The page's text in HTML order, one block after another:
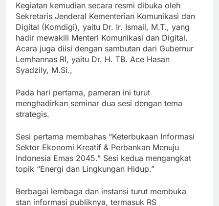
Kegiatan kemudian secara resmi dibuka oleh
Sekretaris Jenderal Kementerian Komunikasi dan
Digital (Komdigi), yaitu Dr. Ir. Ismail, M.T., yang
hadir mewakili Menteri Komunikasi dan Digital.
Acara juga diisi dengan sambutan dari Gubernur
Lemhannas RI, yaitu Dr. H. TB. Ace Hasan
Syadzily, M.Si.,
Pada hari pertama, pameran ini turut
menghadirkan seminar dua sesi dengan tema
strategis.
Sesi pertama membahas “Keterbukaan Informasi
Sektor Ekonomi Kreatif & Perbankan Menuju
Indonesia Emas 2045.” Sesi kedua mengangkat
topik “Energi dan Lingkungan Hidup.”
Berbagai lembaga dan instansi turut membuka
stan informasi publiknya, termasuk RS